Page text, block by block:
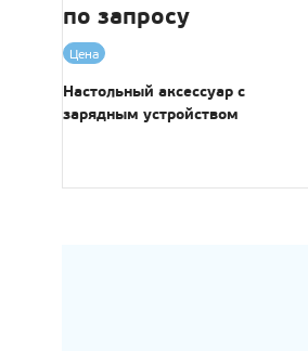
по запросу
Цена
Настольный аксессуар с
зарядным устройством